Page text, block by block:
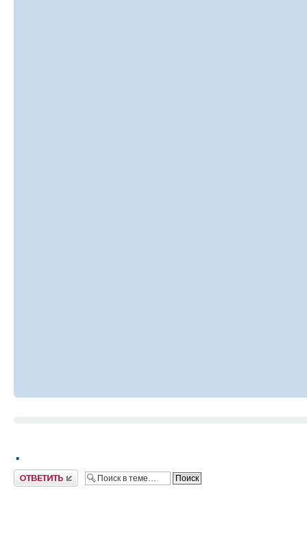
.
Ответить